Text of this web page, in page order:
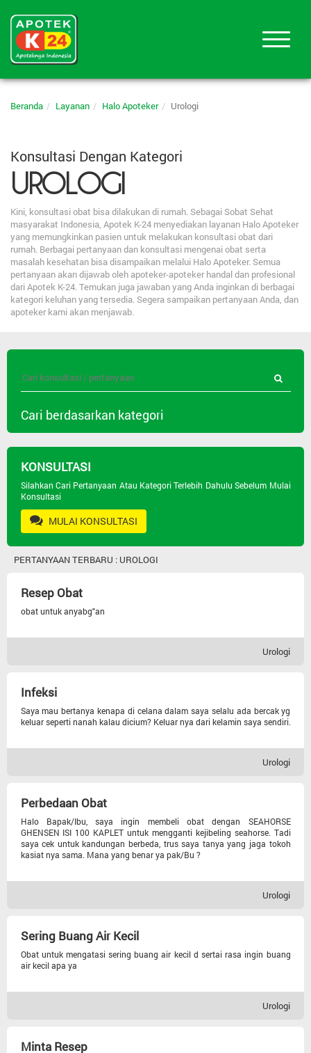
Beranda Layanan Halo Apoteker Urologi
Konsultasi Dengan Kategori
UROLOGI
Kini, konsultasi obat bisa dilakukan di rumah. Sebagai Sobat Sehat
masyarakat Indonesia, Apotek K-24 menyediakan layanan Halo Apoteker
yang memungkinkan pasien untuk melakukan konsultasi obat dari
rumah. Berbagai pertanyaan dan konsultasi mengenai obat serta
masalah kesehatan bisa disampaikan melalui Halo Apoteker. Semua
pertanyaan akan dijawab oleh apoteker-apoteker handal dan profesional
dari Apotek K-24. Temukan juga jawaban yang Anda inginkan di berbagai
kategori keluhan yang tersedia. Segera sampaikan pertanyaan Anda, dan
apoteker kami akan menjawab.
Cari berdasarkan kategori
Semua Pertanyaan
Jenis Obat
Psikiatri
Masalah Kulit
Seks Dan Andrologi
Lain-lain
Pencernaan
Urologi
Tht
Gigi Dan Mulut
Kecantikan
Otot Dan Saraf
KONSULTASI
Silahkan Cari Pertanyaan Atau Kategori Terlebih Dahulu Sebelum Mulai
Konsultasi
MULAI KONSULTASI
PERTANYAAN TERBARU : UROLOGI
Resep Obat
obat untuk anyabg"an
Urologi
Infeksi
Saya mau bertanya kenapa di celana dalam saya selalu ada bercak yg
keluar seperti nanah kalau dicium? Keluar nya dari kelamin saya sendiri.
Urologi
Perbedaan Obat
Halo Bapak/Ibu, saya ingin membeli obat dengan SEAHORSE
GHENSEN ISI 100 KAPLET untuk mengganti kejibeling seahorse. Tadi
saya cek untuk kandungan berbeda, trus saya tanya yang jaga tokoh
kasiat nya sama. Mana yang benar ya pak/Bu ?
Urologi
Sering Buang Air Kecil
Obat untuk mengatasi sering buang air kecil d sertai rasa ingin buang
air kecil apa ya
Urologi
Minta Resep